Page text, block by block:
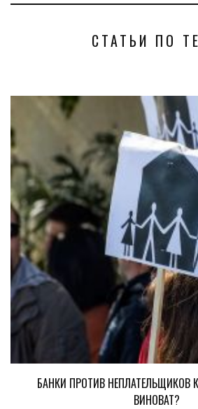
СТАТЬИ ПО
БАНКИ ПРОТИВ НЕПЛАТЕЛЬЩИКОВ
ВИНОВАТ?